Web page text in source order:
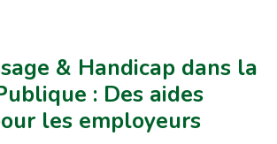
& Handicap dans la
: Des aides
les employeurs